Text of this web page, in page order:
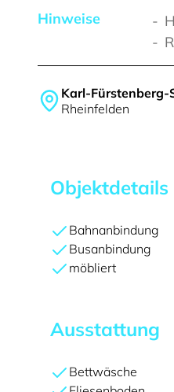
Karl-Fürstenberg-
Rheinfelden
Hinweise
Objektdetails
Bahnanbindung
Busanbindung
möbliert
Ausstattung
Bettwäsche